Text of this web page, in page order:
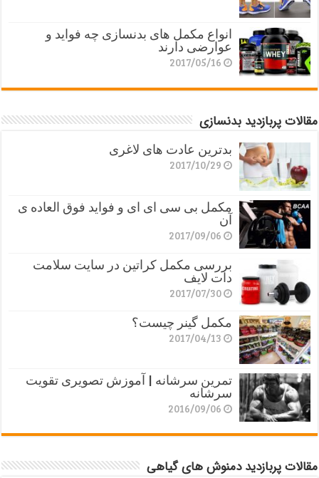
انواع مکمل های بدنسازی چه فواید و
عوارضی دارند
2017/05/16
مقالات پربازدید بدنسازی
بدترین عادت های لاغری
2017/10/29
مکمل بی سی ای ای و فواید فوق العاده ی
آن
2017/09/06
بررسی مکمل کراتین در سایت سلامت
دات لایف
2017/07/30
مکمل گینر چیست؟
2017/04/13
تمرین سرشانه | آموزش تصویری تقویت
سرشانه
2016/09/06
مقالات پربازدید دمنوش های گیاهی